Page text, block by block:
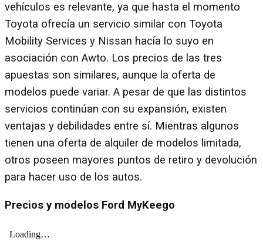
vehículos es relevante, ya que hasta el momento
Toyota ofrecía un servicio similar con Toyota
Mobility Services y Nissan hacía lo suyo en
asociación con Awto. Los precios de las tres
apuestas son similares, aunque la oferta de
modelos puede variar. A pesar de que las distintos
servicios continúan con su expansión, existen
ventajas y debilidades entre sí. Mientras algunos
tienen una oferta de alquiler de modelos limitada,
otros poseen mayores puntos de retiro y devolución
para hacer uso de los autos.
Precios y modelos Ford MyKeego